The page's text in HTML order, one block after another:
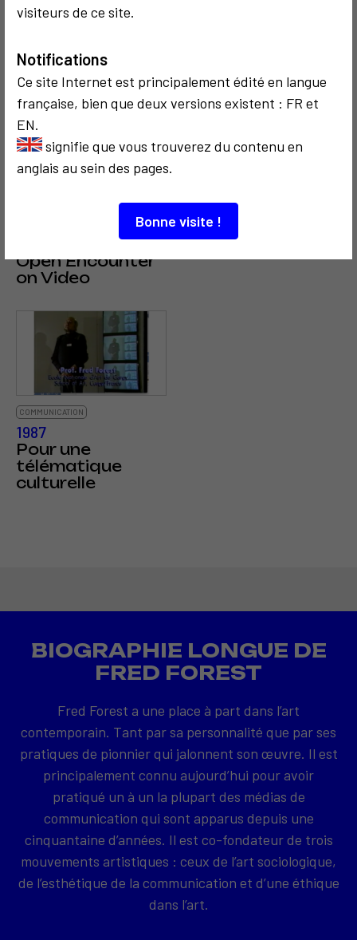
visiteurs de ce site.
Notifications
Ce site Internet est principalement édité en langue
française, bien que deux versions existent : FR et
EN.
signifie que vous trouverez du contenu en
anglais au sein des pages.
Bonne visite !
International
Open Encounter
on Video
AC Institute New
York
COMMUNICATION
1987
Pour une
télématique
culturelle
BIOGRAPHIE LONGUE DE
FRED FOREST
Fred Forest a une place à part dans l’art
contemporain. Tant par sa personnalité que par ses
pratiques de pionnier qui jalonnent son œuvre. Il est
principalement connu aujourd’hui pour avoir
pratiqué un à un la plupart des médias de
communication qui sont apparus depuis une
cinquantaine d’années. Il est co-fondateur de trois
mouvements artistiques : ceux de l’art sociologique,
de l’esthétique de la communication et d’une éthique
dans l’art.